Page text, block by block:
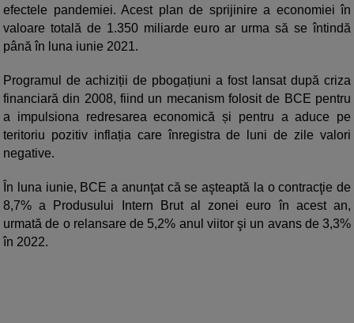
efectele pandemiei. Acest plan de sprijinire a economiei în
valoare totală de 1.350 miliarde euro ar urma să se întindă
până în luna iunie 2021.
Programul de achiziții de pbogațiuni a fost lansat după criza
financiară din 2008, fiind un mecanism folosit de BCE pentru
a impulsiona redresarea economică și pentru a aduce pe
teritoriu pozitiv inflația care înregistra de luni de zile valori
negative.
În luna iunie, BCE a anunţat că se aşteaptă la o contracţie de
8,7% a Produsului Intern Brut al zonei euro în acest an,
urmată de o relansare de 5,2% anul viitor şi un avans de 3,3%
în 2022.